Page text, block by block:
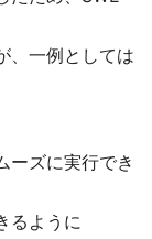
、一例としては
ーズに実行でき
るように